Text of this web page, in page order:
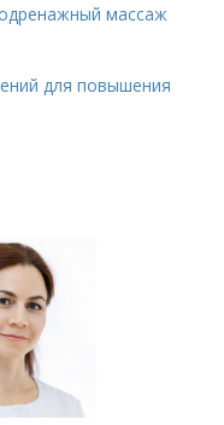
массаж
для повышения